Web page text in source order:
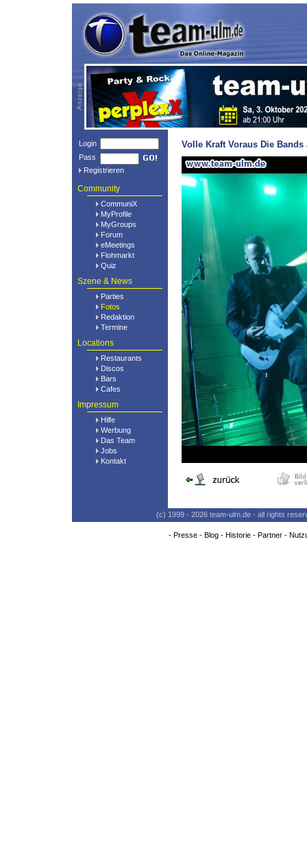
Login
Pass
Registrieren
Community
CommuniX
MyProfile
MyGroups
Forum
eMeetings
Flohmarkt
Quiz
Szene & News
Parties
Fotos
Redaktion
Termine
Locations
Restaurants
Discos
Bars
Cafes
Impressum
Hilfe
Werbung
Das Team
Jobs
Kontakt
Volle Kraft Voraus Die
(c) 1999 - 2026 team-ulm.de - all rights
- Presse- Blog- Historie- Partner-